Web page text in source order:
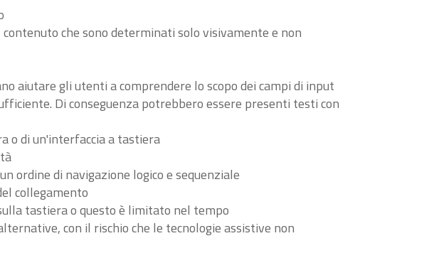
che sono determinati solo visivamente e non
aiutare gli utenti a comprendere lo scopo dei campi di input
Di conseguenza potrebbero essere presenti testi con
o di un'interfaccia a tastiera
ordine di navigazione logico e sequenziale
collegamento
tastiera o questo è limitato nel tempo
con il rischio che le tecnologie assistive non